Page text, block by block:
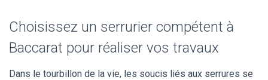
Choisissez un serrurier compétent à
Baccarat pour réaliser vos travaux
Dans le tourbillon de la vie, les soucis liés aux serrures se